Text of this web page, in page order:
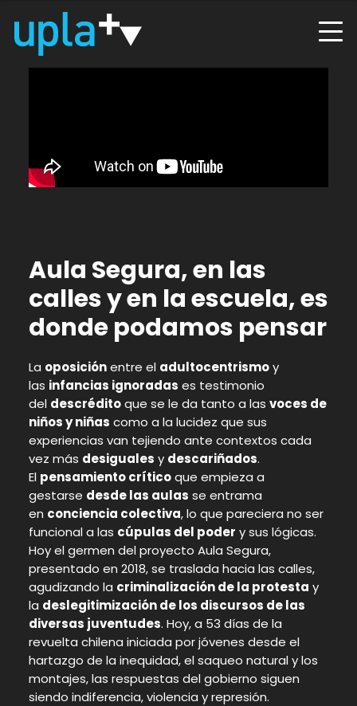
Aula Segura, en las
calles y en la escuela, es
donde podamos pensar
La oposiciónentre el adultocentrismoy
las infancias ignoradas es testimonio
del descréditoque se le da tanto a las voces de
niños y niñas como a la lucidez que sus
experiencias van tejiendo ante contextos cada
vez más desiguales y descariñados.
El pensamiento críticoque empieza a
gestarse desde las aulas se entrama
en conciencia colectiva, lo que pareciera no ser
funcional a las cúpulas del poder y sus lógicas.
Hoy el germen del proyecto Aula Segura,
presentado en 2018, se traslada hacia las calles,
agudizando la criminalización de la protesta y
la deslegitimización de los discursos de las
diversas juventudes. Hoy, a 53 días de la
revuelta chilena iniciada por jóvenes desde el
hartazgo de la inequidad, el saqueo natural y los
montajes, las respuestas del gobierno siguen
siendo indiferencia, violencia y represión.